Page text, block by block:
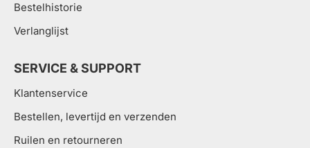
Bestelhistorie
Verlanglijst
SERVICE & SUPPORT
Klantenservice
Bestellen, levertijd en verzenden
Ruilen en retourneren